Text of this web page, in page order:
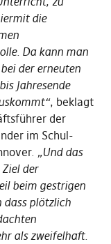
die
Da kann man
der erneuten
Jahresende
, beklagt
der
im Schul-
„Und das
der
beim gestrigen
dass plötzlich
als zweifelhaft.